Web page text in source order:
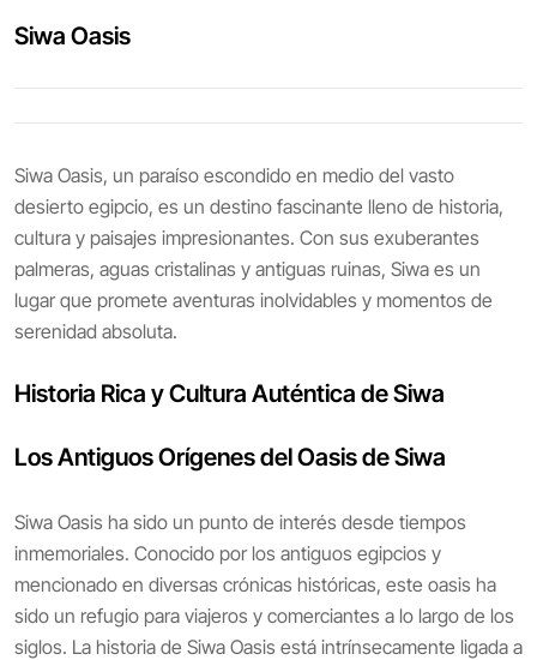
Siwa Oasis
Siwa Oasis, un paraíso escondido en medio del vasto
desierto egipcio, es un destino fascinante lleno de historia,
cultura y paisajes impresionantes. Con sus exuberantes
palmeras, aguas cristalinas y antiguas ruinas, Siwa es un
lugar que promete aventuras inolvidables y momentos de
serenidad absoluta.
Historia Rica y Cultura Auténtica de Siwa
Los Antiguos Orígenes del Oasis de Siwa
Siwa Oasis ha sido un punto de interés desde tiempos
inmemoriales. Conocido por los antiguos egipcios y
mencionado en diversas crónicas históricas, este oasis ha
sido un refugio para viajeros y comerciantes a lo largo de los
siglos. La historia de Siwa Oasis está intrínsecamente ligada a